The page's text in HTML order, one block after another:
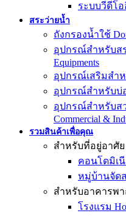
ระบบวีดีโอ
สระว่ายน้ำ
ถังกรองน้ำใช้
อุปกรณ์สำหรับสร
Equipments
อุปกรณ์เสริมสำห
อุปกรณ์สำหรับบ่อ
อุปกรณ์สำหรับส
Commercial &
รวมสินค้าเพื่อคุณ
สำหรับที่อยู่อาศัย
คอนโดมิเนี
หมู่บ้านจัดส
สำหรับอาคารพา
โรงแรม